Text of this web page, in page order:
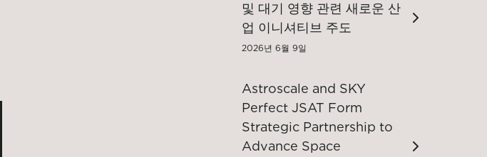
및 대기 영향 관련 새로운 산
업 이니셔티브 주도
2026년 6월 9일
Astroscale and SKY
Perfect JSAT Form
Strategic Partnership to
Advance Space